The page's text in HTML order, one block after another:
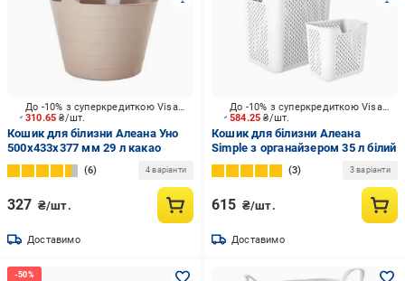
310.65₴/шт.
До -10% з суперкредиткою Visa Вигода
Кошик для білизни Алеана Уно
500х433х377 мм 29 л какао
6 4 варіанти
327 ₴/шт.
Доставимо
584.25₴/шт.
До -10% з суперкредиткою Visa Вигода
Кошик для білизни Алеана
Simple з органайзером 35 л білий
3 3 варіанти
615 ₴/шт.
Доставимо